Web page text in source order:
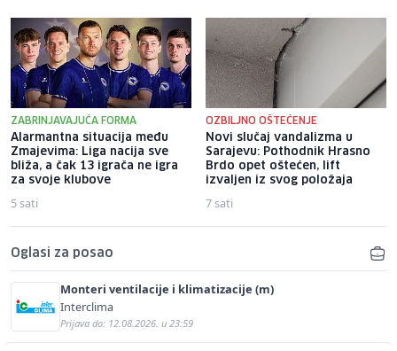
ZABRINJAVAJUĆA FORMA
Alarmantna situacija među
Zmajevima: Liga nacija sve
bliža, a čak 13 igrača ne igra
za svoje klubove
5 sati
OZBILJNO OŠTEĆENJE
Novi slučaj vandalizma u
Sarajevu: Pothodnik Hrasno
Brdo opet oštećen, lift
izvaljen iz svog položaja
7 sati
Oglasi za posao
Monteri ventilacije i klimatizacije (m)
Interclima
Prijava do: 12.08.2026. u 23:59